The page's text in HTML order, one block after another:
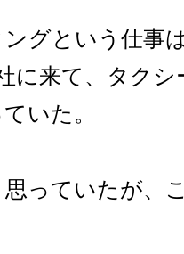
グという仕事
に来て、タク
いた。
思っていたが、